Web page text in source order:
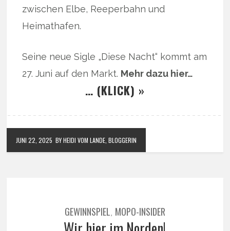
zwischen Elbe, Reeperbahn und
Heimathafen.
Seine neue Sigle „Diese Nacht“ kommt am
27. Juni auf den Markt. Mehr dazu hier…
… (KLICK) »
JUNI 22, 2025 BY HEIDI VOM LANDE, BLOGGERIN
GEWINNSPIEL, MOPO-INSIDER